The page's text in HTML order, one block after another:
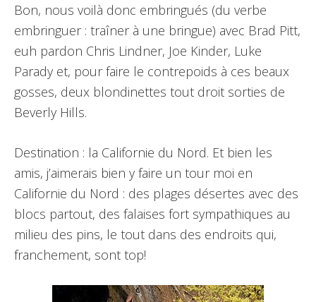
Bon, nous voilà donc embringués (du verbe
embringuer : traîner à une bringue) avec Brad Pitt,
euh pardon Chris Lindner, Joe Kinder, Luke
Parady et, pour faire le contrepoids à ces beaux
gosses, deux blondinettes tout droit sorties de
Beverly Hills.
Destination : la Californie du Nord. Et bien les
amis, j’aimerais bien y faire un tour moi en
Californie du Nord : des plages désertes avec des
blocs partout, des falaises fort sympathiques au
milieu des pins, le tout dans des endroits qui,
franchement, sont top!